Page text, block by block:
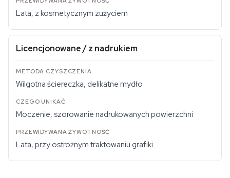
Lata, z kosmetycznym zużyciem
Licencjonowane / z nadrukiem
Wilgotna ściereczka, delikatne mydło
Moczenie, szorowanie nadrukowanych powierzchni
Lata, przy ostrożnym traktowaniu grafiki